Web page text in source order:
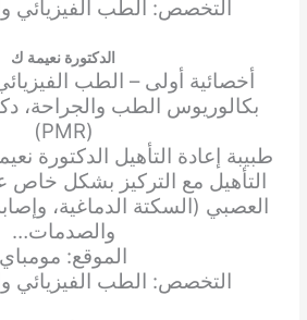
التخصص: الطب الفيزيائي
الدكتورة نعيمة ك
أخصائية أولى – الطب
بكالوريوس الطب والجراحة،
(PMR)
طبيبة إعادة التأهيل الدكتورة
التأهيل مع التركيز بشكل خاص
العصبي (السكتة الدماغية،
والصدمات…
الموقع: مومباي
التخصص: الطب الفيزيائي